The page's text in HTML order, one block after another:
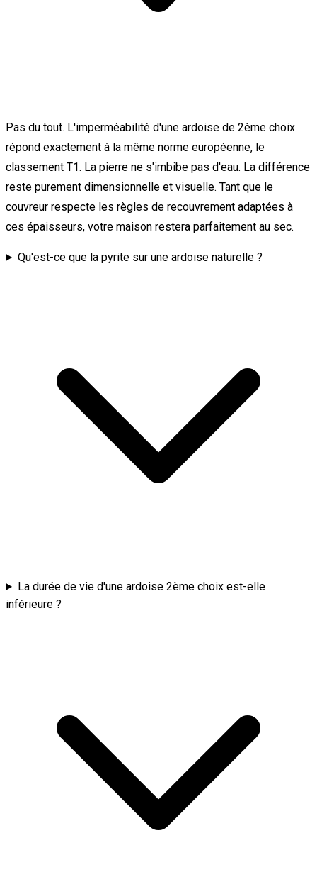
Pas du tout. L'imperméabilité d'une ardoise de 2ème choix
répond exactement à la même norme européenne, le
classement T1. La pierre ne s'imbibe pas d'eau. La différence
reste purement dimensionnelle et visuelle. Tant que le
couvreur respecte les règles de recouvrement adaptées à
ces épaisseurs, votre maison restera parfaitement au sec.
Qu'est-ce que la pyrite sur une ardoise naturelle ?
La durée de vie d'une ardoise 2ème choix est-elle
inférieure ?